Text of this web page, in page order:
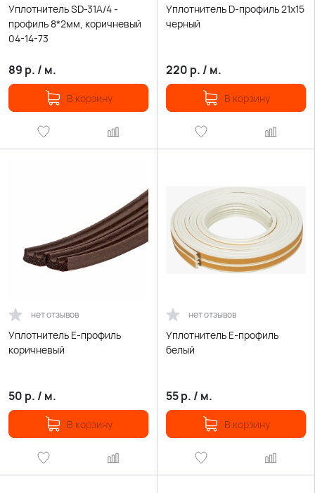
Уплотнитель SD-31А/4 -
профиль 8*2мм, коричневый
04-14-73
89 р. / м.
В корзину
Уплотнитель D-профиль 21х15
черный
220 р. / м.
В корзину
нет отзывов
Уплотнитель Е-профиль
коричневый
50 р. / м.
В корзину
нет отзывов
Уплотнитель Е-профиль
белый
55р. / м.
В корзину